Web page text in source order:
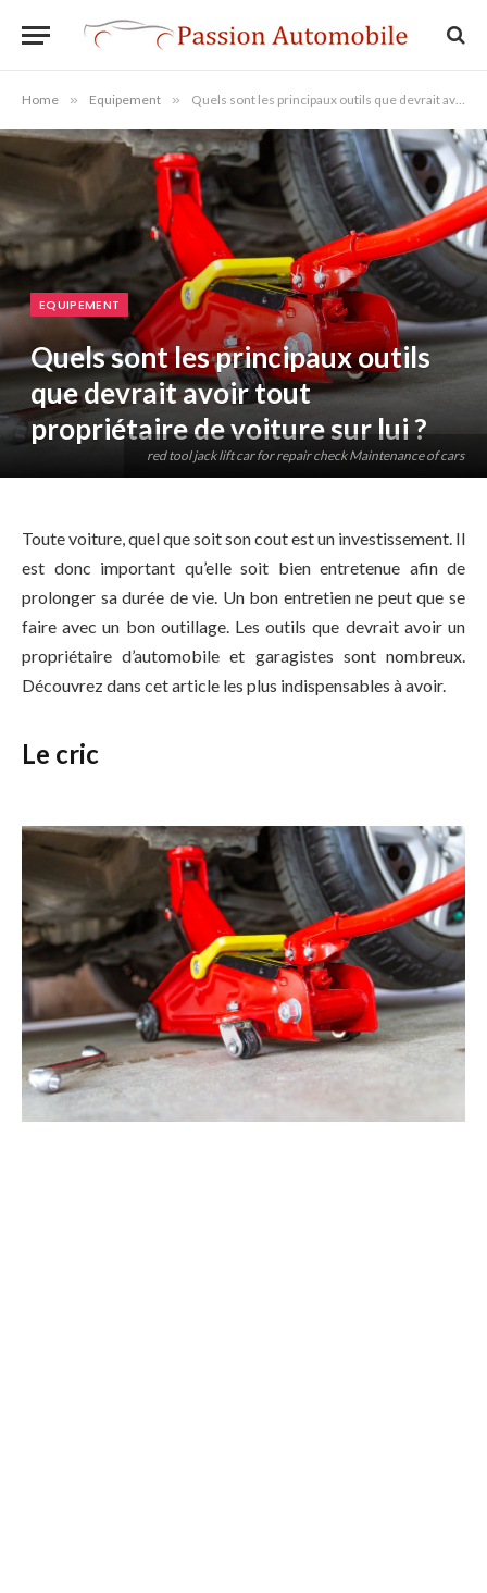
Home » Equipement » Quels sont les principaux outils que devrait avoir tout propriétaire de voiture sur lui ?
red tool jack lift car for repair check Maintenance of cars
EQUIPEMENT
Quels sont les principaux outils
que devrait avoir tout
propriétaire de voiture sur lui ?
Toute voiture, quel que soit son cout est un investissement. Il
est donc important qu’elle soit bien entretenue afin de
prolonger sa durée de vie. Un bon entretien ne peut que se
faire avec un bon outillage. Les outils que devrait avoir un
propriétaire d’automobile et garagistes sont nombreux.
Découvrez dans cet article les plus indispensables à avoir.
Le cric